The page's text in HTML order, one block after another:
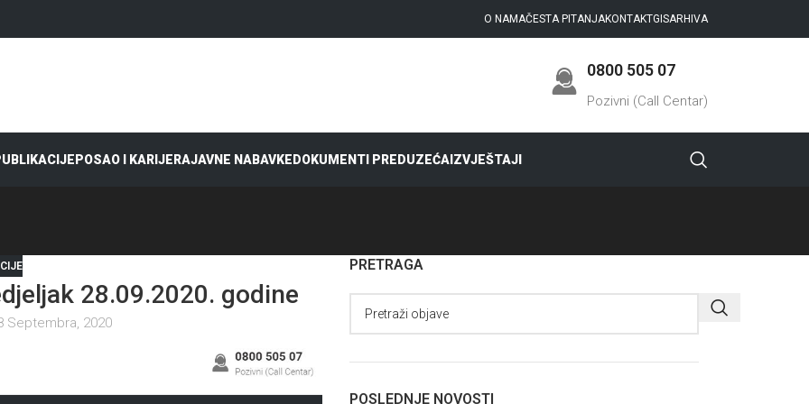
O NAMAČESTA PITANJAKONTAKTGISARHIVA
0800 505 07
Pozivni (Call Centar)
POSAO I KARIJERAJAVNE NABAVKEDOKUMENTI PREDUZEĆAIZVJEŠTAJI
28.09.2020. godine
Septembra, 2020
PRETRAGA
POSLEDNJE NOVOSTI